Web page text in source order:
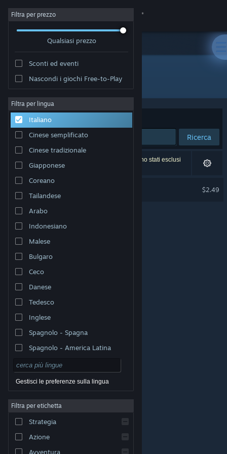
Accedi
Informazioni
Assistenza
Cambia la lingua
Ottieni l'app mobile di Steam
Visualizza il sito web per desktop
appartengono ai rispettivi proprietari negli Stati Uniti e
legali|
Steam| Rimborsi|
Filtra per prezzo
Qualsiasi prezzo
Sconti ed eventi
Nascondi i giochi Free-to-Play
Filtra per lingua
Italiano
Cinese semplificato
Cinese tradizionale
Giapponese
Coreano
Tailandese
Arabo
Indonesiano
Malese
Bulgaro
Ceco
Danese
Tedesco
Inglese
Spagnolo - Spagna
Spagnolo - America Latina
Gestisci le preferenze sulla lingua
Filtra per etichetta
Strategia
Azione
Avventura
Sviluppatore: Wolf Developer
Ordina per Rilevanza
Ricerca
1 risultato corrisponde alla tua ricerca. 2 titoli sono stati esclusi
in base alle tue preferenze.
$2.49